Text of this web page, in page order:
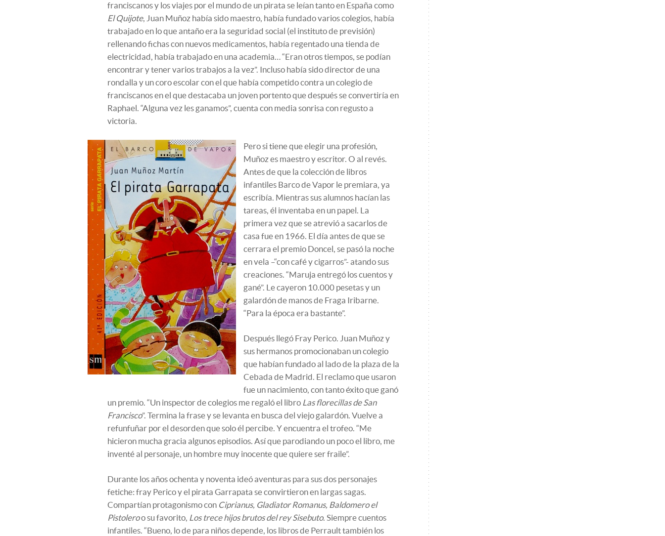
franciscanos y los viajes por el mundo de un pirata se leían tanto en España como
El Quijote, Juan Muñoz había sido maestro, había fundado varios colegios, había
trabajado en lo que antaño era la seguridad social (el instituto de previsión)
rellenando fichas con nuevos medicamentos, había regentado una tienda de
electricidad, había trabajado en una academia… “Eran otros tiempos, se podían
encontrar y tener varios trabajos a la vez”. Incluso había sido director de una
rondalla y un coro escolar con el que había competido contra un colegio de
franciscanos en el que destacaba un joven portento que después se convertiría en
Raphael. “Alguna vez les ganamos”, cuenta con media sonrisa con regusto a
victoria.
Pero si tiene que elegir una profesión,
Muñoz es maestro y escritor. O al revés.
Antes de que la colección de libros
infantiles Barco de Vapor le premiara, ya
escribía. Mientras sus alumnos hacían las
tareas, él inventaba en un papel. La
primera vez que se atrevió a sacarlos de
casa fue en 1966. El día antes de que se
cerrara el premio Doncel, se pasó la noche
en vela –“con café y cigarros”- atando sus
creaciones. “Maruja entregó los cuentos y
gané”. Le cayeron 10.000 pesetas y un
galardón de manos de Fraga Iribarne.
“Para la época era bastante”.
Después llegó Fray Perico. Juan Muñoz y
sus hermanos promocionaban un colegio
que habían fundado al lado de la plaza de la
Cebada de Madrid. El reclamo que usaron
fue un nacimiento, con tanto éxito que ganó
un premio. “Un inspector de colegios me regaló el libro Las florecillas de San
Francisco”. Termina la frase y se levanta en busca del viejo galardón. Vuelve a
refunfuñar por el desorden que solo él percibe. Y encuentra el trofeo. “Me
hicieron mucha gracia algunos episodios. Así que parodiando un poco el libro, me
inventé al personaje, un hombre muy inocente que quiere ser fraile”.
Durante los años ochenta y noventa ideó aventuras para sus dos personajes
fetiche: fray Perico y el pirata Garrapata se convirtieron en largas sagas.
Compartían protagonismo con Ciprianus, Gladiator Romanus, Baldomero el
Pistoleroo su favorito, Los trece hijos brutos del rey Sisebuto. Siempre cuentos
infantiles. “Bueno, lo de para niños depende, los libros de Perrault también los